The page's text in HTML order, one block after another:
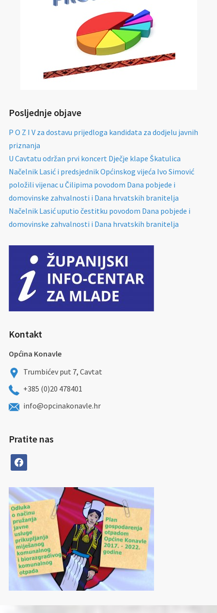
Posljednje objave
P O Z I V za dostavu prijedloga kandidata za dodjelu javnih
priznanja
U Cavtatu održan prvi koncert Dječje klape Škatulica
Načelnik Lasić i predsjednik Općinskog vijeća Ivo Simović
položili vijenac u Čilipima povodom Dana pobjede i
domovinske zahvalnosti i Dana hrvatskih branitelja
Načelnik Lasić uputio čestitku povodom Dana pobjede i
domovinske zahvalnosti i Dana hrvatskih branitelja
Kontakt
Općina Konavle
Trumbićev put 7, Cavtat
+385 (0)20 478401
info@opcinakonavle.hr
Pratite nas
facebook